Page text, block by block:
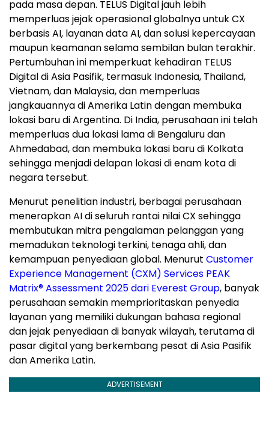
pada masa depan. TELUS Digital jauh lebih
memperluas jejak operasional globalnya untuk CX
berbasis AI, layanan data AI, dan solusi kepercayaan
maupun keamanan selama sembilan bulan terakhir.
Pertumbuhan ini memperkuat kehadiran TELUS
Digital di Asia Pasifik, termasuk Indonesia, Thailand,
Vietnam, dan Malaysia, dan memperluas
jangkauannya di Amerika Latin dengan membuka
lokasi baru di Argentina. Di India, perusahaan ini telah
memperluas dua lokasi lama di Bengaluru dan
Ahmedabad, dan membuka lokasi baru di Kolkata
sehingga menjadi delapan lokasi di enam kota di
negara tersebut.
Menurut penelitian industri, berbagai perusahaan
menerapkan AI di seluruh rantai nilai CX sehingga
membutukan mitra pengalaman pelanggan yang
memadukan teknologi terkini, tenaga ahli, dan
kemampuan penyediaan global. Menurut Customer
Experience Management (CXM) Services PEAK
Matrix® Assessment 2025 dari Everest Group, banyak
perusahaan semakin memprioritaskan penyedia
layanan yang memiliki dukungan bahasa regional
dan jejak penyediaan di banyak wilayah, terutama di
pasar digital yang berkembang pesat di Asia Pasifik
dan Amerika Latin.
ADVERTISEMENT